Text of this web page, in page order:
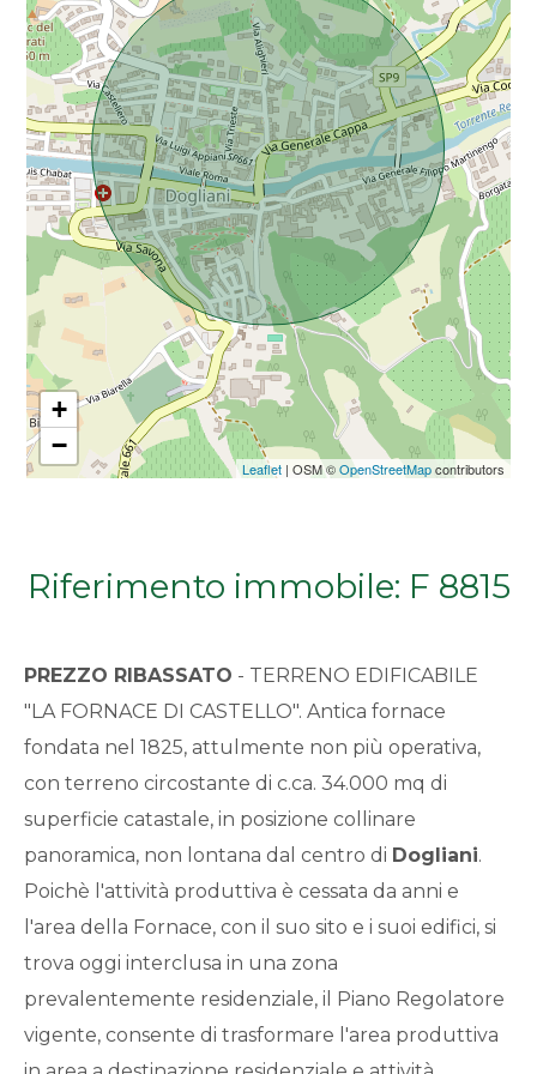
+
−
Leaflet| OSM ©OpenStreetMapcontributors
Riferimento immobile: F 8815
PREZZO RIBASSATO - TERRENO EDIFICABILE
"LA FORNACE DI CASTELLO". Antica fornace
fondata nel 1825, attulmente non più operativa,
con terreno circostante di c.ca. 34.000 mq di
superficie catastale, in posizione collinare
panoramica, non lontana dal centro di Dogliani.
Poichè l'attività produttiva è cessata da anni e
l'area della Fornace, con il suo sito e i suoi edifici, si
trova oggi interclusa in una zona
prevalentemente residenziale, il Piano Regolatore
vigente, consente di trasformare l'area produttiva
Da € 5.000.000 a € 10.000.000
Oltre € 10.000.000
Totale
mq
Locali
2
3